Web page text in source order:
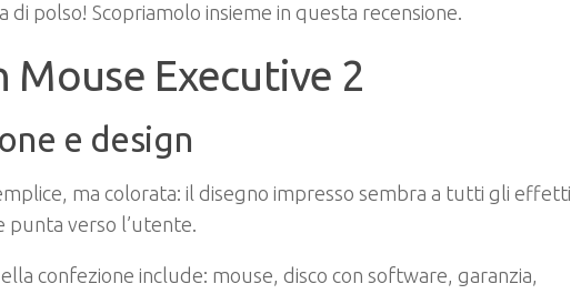
polso! Scopriamolo insieme in questa recensione.
Mouse Executive 2
e design
ma colorata: il disegno impresso sembra a tutti gli effetti
punta verso l’utente.
confezione include: mouse, disco con software, garanzia,